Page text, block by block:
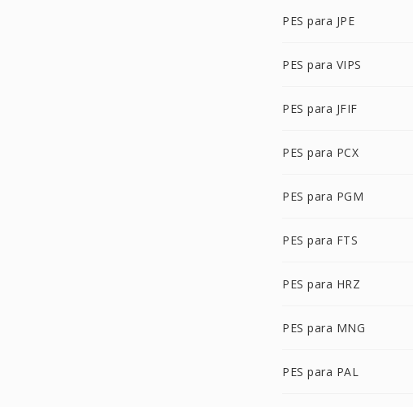
PES para JPE
PES para VIPS
PES para JFIF
PES para PCX
PES para PGM
PES para FTS
PES para HRZ
PES para MNG
PES para PAL